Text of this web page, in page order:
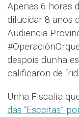
Apenas 6 horas
dilucidar 8 anos
Audiencia
despois dunha
calificaron de
Unha Fiscalía
das “Escoitas”